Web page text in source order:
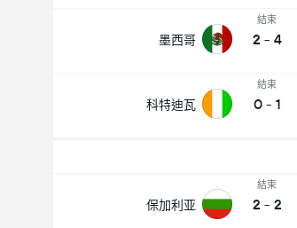
墨西哥
結束
2 - 4
科特迪瓦
結束
0 - 1
保加利亚
結束
2 - 2